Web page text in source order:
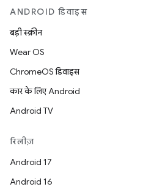
ANDROID डिवाइस
बड़ी स्क्रीन
Wear OS
ChromeOS डिवाइस
कार के लिए Android
Android TV
रिलीज़
Android 17
Android 16